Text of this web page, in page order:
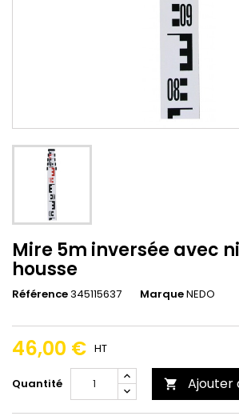
Mire 5m inversée avec
housse
Référence345115637 MarqueNEDO
46,00 € HT
Quantité  Ajouter